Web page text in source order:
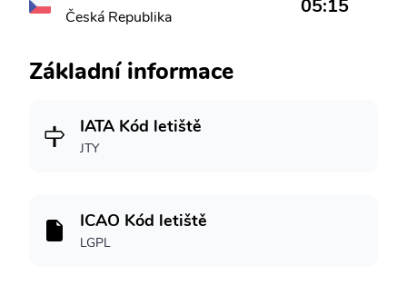
Česká Republika
05:15
Základní informace
IATA Kód letiště
JTY
ICAO Kód letiště
LGPL